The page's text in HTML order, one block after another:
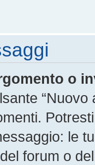
o
le
forum o